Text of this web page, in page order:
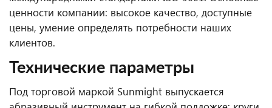
ценности компании: высокое качество, доступные
цены, умение определять потребности наших
клиентов.
Технические параметры
Под торговой маркой Sunmight выпускается